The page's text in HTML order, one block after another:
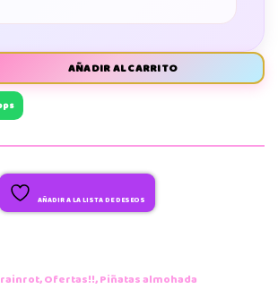
AÑADIR AL CARRITO
AÑADIR A LA LISTA DE DESEOS
,Ofertas!!,Piñatas almohada